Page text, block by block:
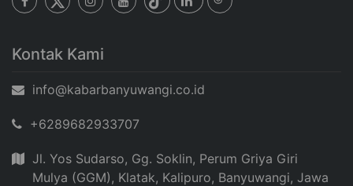
Kontak Kami
info@kabarbanyuwangi.co.id
+6289682933707
Jl. Yos Sudarso, Gg. Soklin, Perum Griya Giri
Mulya (GGM), Klatak, Kalipuro, Banyuwangi, Jawa